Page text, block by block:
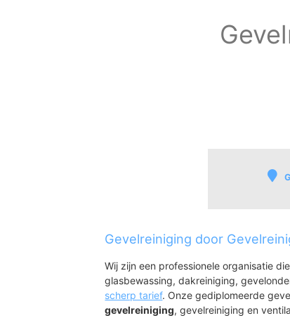
Batenburg
Gevelreiniging door
Wij zijn een professionele organisatie
glasbewassing, dakreiniging,
scherp tarief. Onze gediplomeerde
gevelreiniging, gevelreiniging en